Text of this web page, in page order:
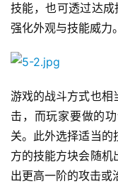
技能，也可透过达
强化外观与技能威力。
游戏的战斗方式也相
击，而玩家要做的
关。此外选择适当的
方的技能方块会随机
出更高一阶的攻击或